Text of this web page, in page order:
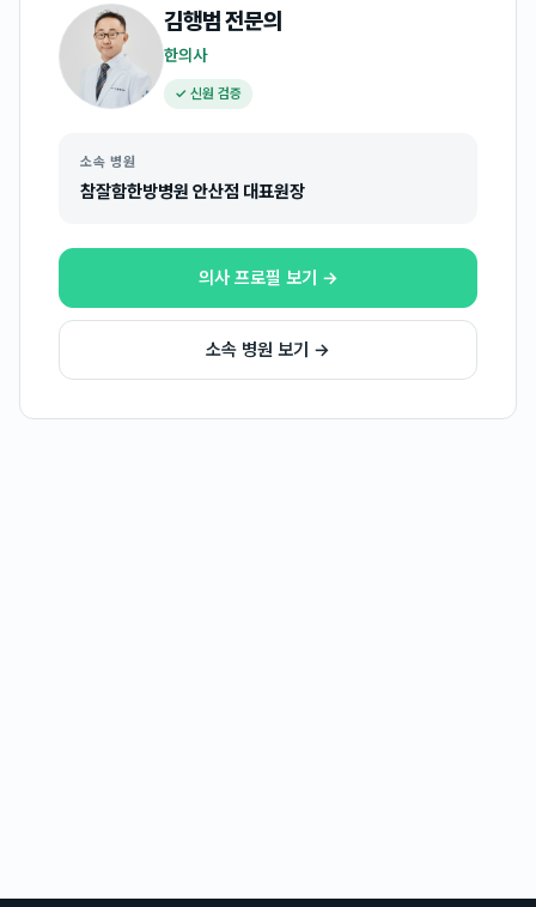
김행범전문의
한의사
✓ 신원 검증
소속 병원
참잘함한방병원 안산점 대표원장
의사 프로필 보기 →
소속 병원 보기 →